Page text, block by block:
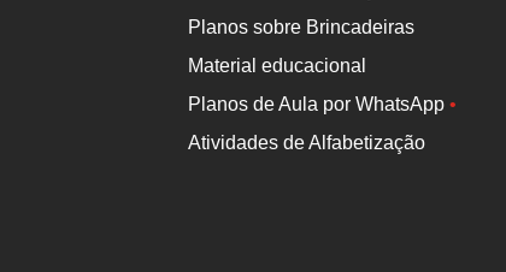
Planos sobre Brincadeiras
Material educacional
Planos de Aula por WhatsApp•
Atividades de Alfabetização